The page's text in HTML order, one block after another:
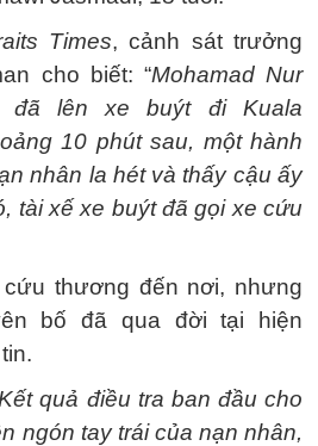
Times, cảnh sát trưởng
cho biết: “Mohamad Nur
đã lên xe buýt đi Kuala
10 phút sau, một hành
nhân la hét và thấy cậu ấy
tài xế xe buýt đã gọi xe cứu
thương đến nơi, nhưng
bố đã qua đời tại hiện
quả điều tra ban đầu cho
ngón tay trái của nạn nhân,